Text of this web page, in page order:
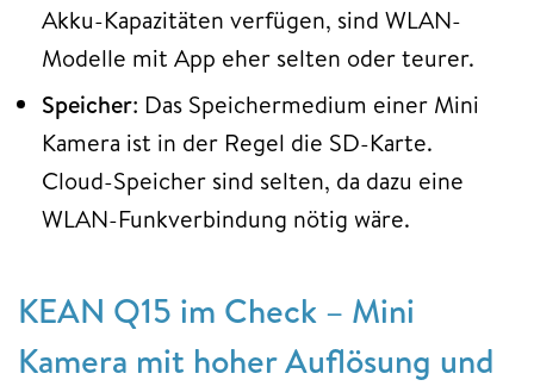
Akku-Kapazitäten verfügen, sind WLAN-
Modelle mit App eher selten oder teurer.
Speicher: Das Speichermedium einer Mini
Kamera ist in der Regel die SD-Karte.
Cloud-Speicher sind selten, da dazu eine
WLAN-Funkverbindung nötig wäre.
KEAN Q15 im Check – Mini
Kamera mit hoher Auflösung und